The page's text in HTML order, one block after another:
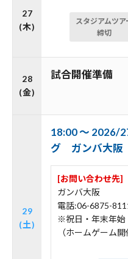
27
(木)
スタジアムツア
締切
28
(金)
試合開催準備
29
(土)
18:00 ～ 2026/
グ ガンバ大阪
[お問い合わせ先]
ガンバ大阪
電話:06-6875-
※祝日・年末年始
（ホームゲーム